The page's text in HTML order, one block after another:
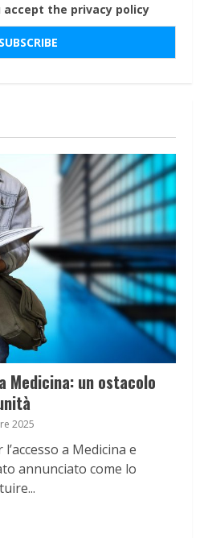
accept the privacy policy
un ostacolo
2025
a Medicina e
annunciato come lo